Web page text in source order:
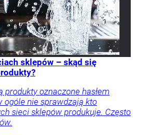
sklepów – skąd się
produkty oznaczone hasłem
ogóle nie sprawdzają kto
sieci sklepów produkuje. Często